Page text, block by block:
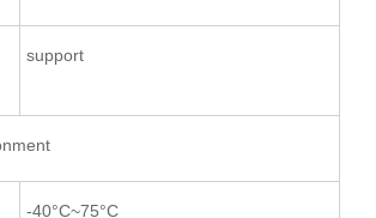
support
-40°C~75°C